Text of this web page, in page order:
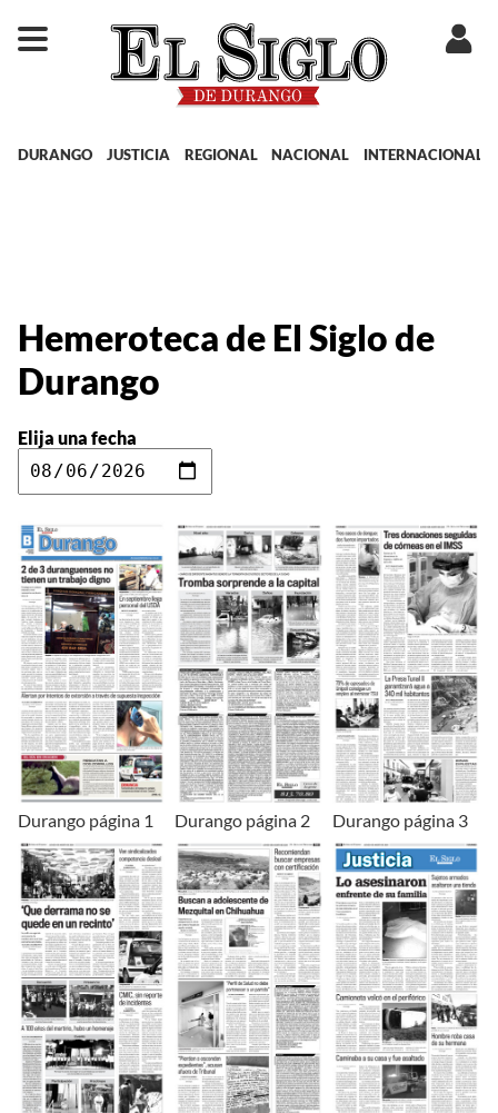
DURANGO JUSTICIA REGIONAL NACIONAL INTERNACIONAL
Hemeroteca de El Siglo de
Durango
Elija una fecha
Durango página 1 Durango página 2 Durango página 3